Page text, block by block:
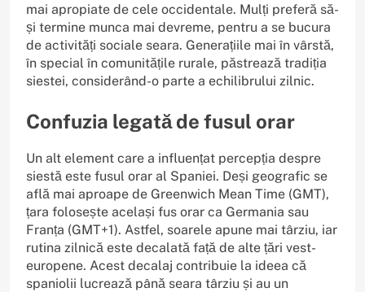
mai apropiate de cele occidentale. Mulți preferă să-
și termine munca mai devreme, pentru a se bucura
de activități sociale seara. Generațiile mai în vârstă,
în special în comunitățile rurale, păstrează tradiția
siestei, considerând-o parte a echilibrului zilnic.
Confuzia legată de fusul orar
Un alt element care a influențat percepția despre
siestă este fusul orar al Spaniei. Deși geografic se
află mai aproape de Greenwich Mean Time (GMT),
țara folosește același fus orar ca Germania sau
Franța (GMT+1). Astfel, soarele apune mai târziu, iar
rutina zilnică este decalată față de alte țări vest-
europene. Acest decalaj contribuie la ideea că
spaniolii lucrează până seara târziu și au un